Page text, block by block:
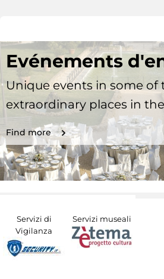
Evénements
Unique events in some of
extraordinary places in
Find more
Servizi di
Vigilanza
Servizi museali